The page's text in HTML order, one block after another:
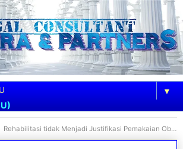
▼
Rehabilitasi tidak Menjadi Justifikasi Pemakaian Obat Terlarang